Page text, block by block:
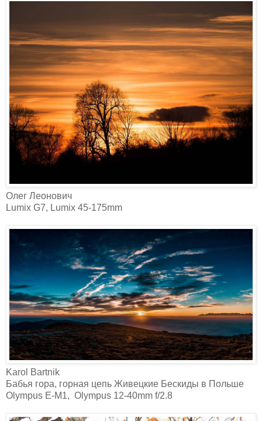
Олег Леонович‎
Lumix G7, Lumix 45-175mm
Karol Bartnik‎
Бабья гора, горная цепь Живецкие Бескиды в Польше
Olympus E-M1, Olympus 12-40mm f/2.8